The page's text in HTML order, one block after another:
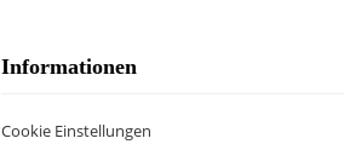
Informationen
Cookie Einstellungen